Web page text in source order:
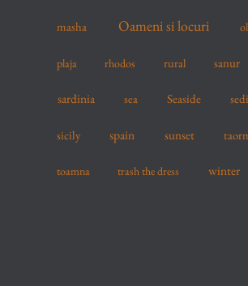
masha Oameni si locuri
plaja rhodos rural sanur
sardinia sea Seaside
sicily spain sunset
toamna trash the dress winter